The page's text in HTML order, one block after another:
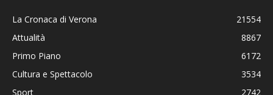
La Cronaca di Verona
21554
Attualità
8867
Primo Piano
6172
Cultura e Spettacolo
3534
Sport
2742